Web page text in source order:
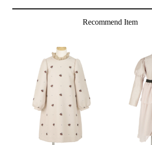
Recommend Item